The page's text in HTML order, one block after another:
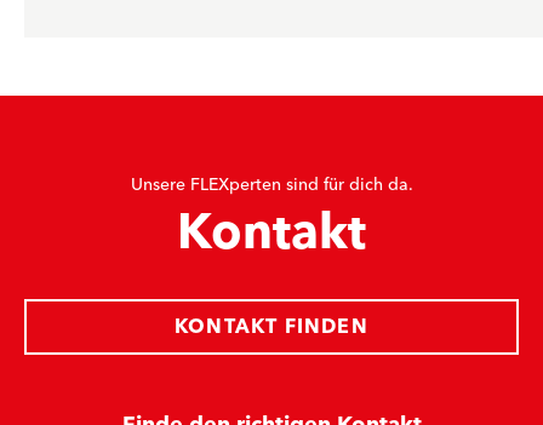
Unsere FLEXperten sind für dich da.
Kontakt
KONTAKT FINDEN